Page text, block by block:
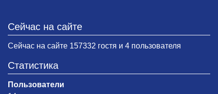
Сейчас на сайте
Сейчас на сайте 157332 гостя и 4 пользователя
Статистика
Пользователи